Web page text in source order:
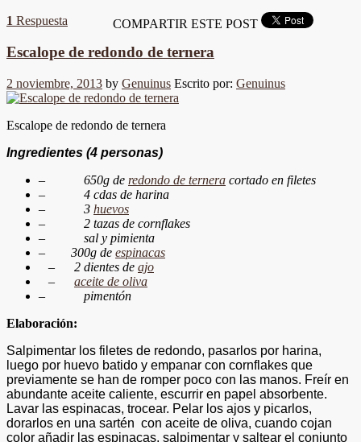
1 Respuesta COMPARTIR ESTE POST
Escalope de redondo de ternera
2 noviembre, 2013 by Genuinus Escrito por: Genuinus
Escalope de redondo de ternera
Ingredientes (4 personas)
–
650g de redondo de ternera cortado en filetes
–
4 cdas de harina
–
3 huevos
–
2 tazas de cornflakes
–
sal y pimienta
–
300g de espinacas
–
2 dientes de ajo
–
aceite de oliva
–
pimentón
Elaboración:
Salpimentar los filetes de redondo, pasarlos por harina,
luego por huevo batido y empanar con cornflakes que
previamente se han de romper poco con las manos. Freír en
abundante aceite caliente, escurrir en papel absorbente.
Lavar las espinacas, trocear. Pelar los ajos y picarlos,
dorarlos en una sartén con aceite de oliva, cuando cojan
color añadir las espinacas, salpimentar y saltear el conjunto